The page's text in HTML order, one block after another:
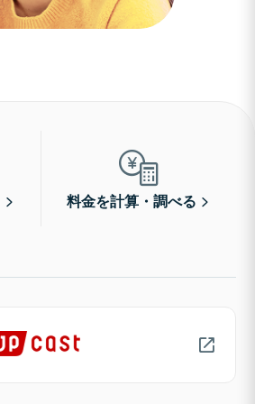
料金を計算・調べる